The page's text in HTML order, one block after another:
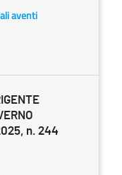
aventi
n. 244